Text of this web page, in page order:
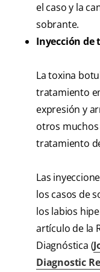
el caso y la
sobrante.
Inyección de
La toxina
tratamiento
expresión y
otros
tratamiento
Las
los casos de
los labios
artículo de la
Diagnóstica (
Diagnostic